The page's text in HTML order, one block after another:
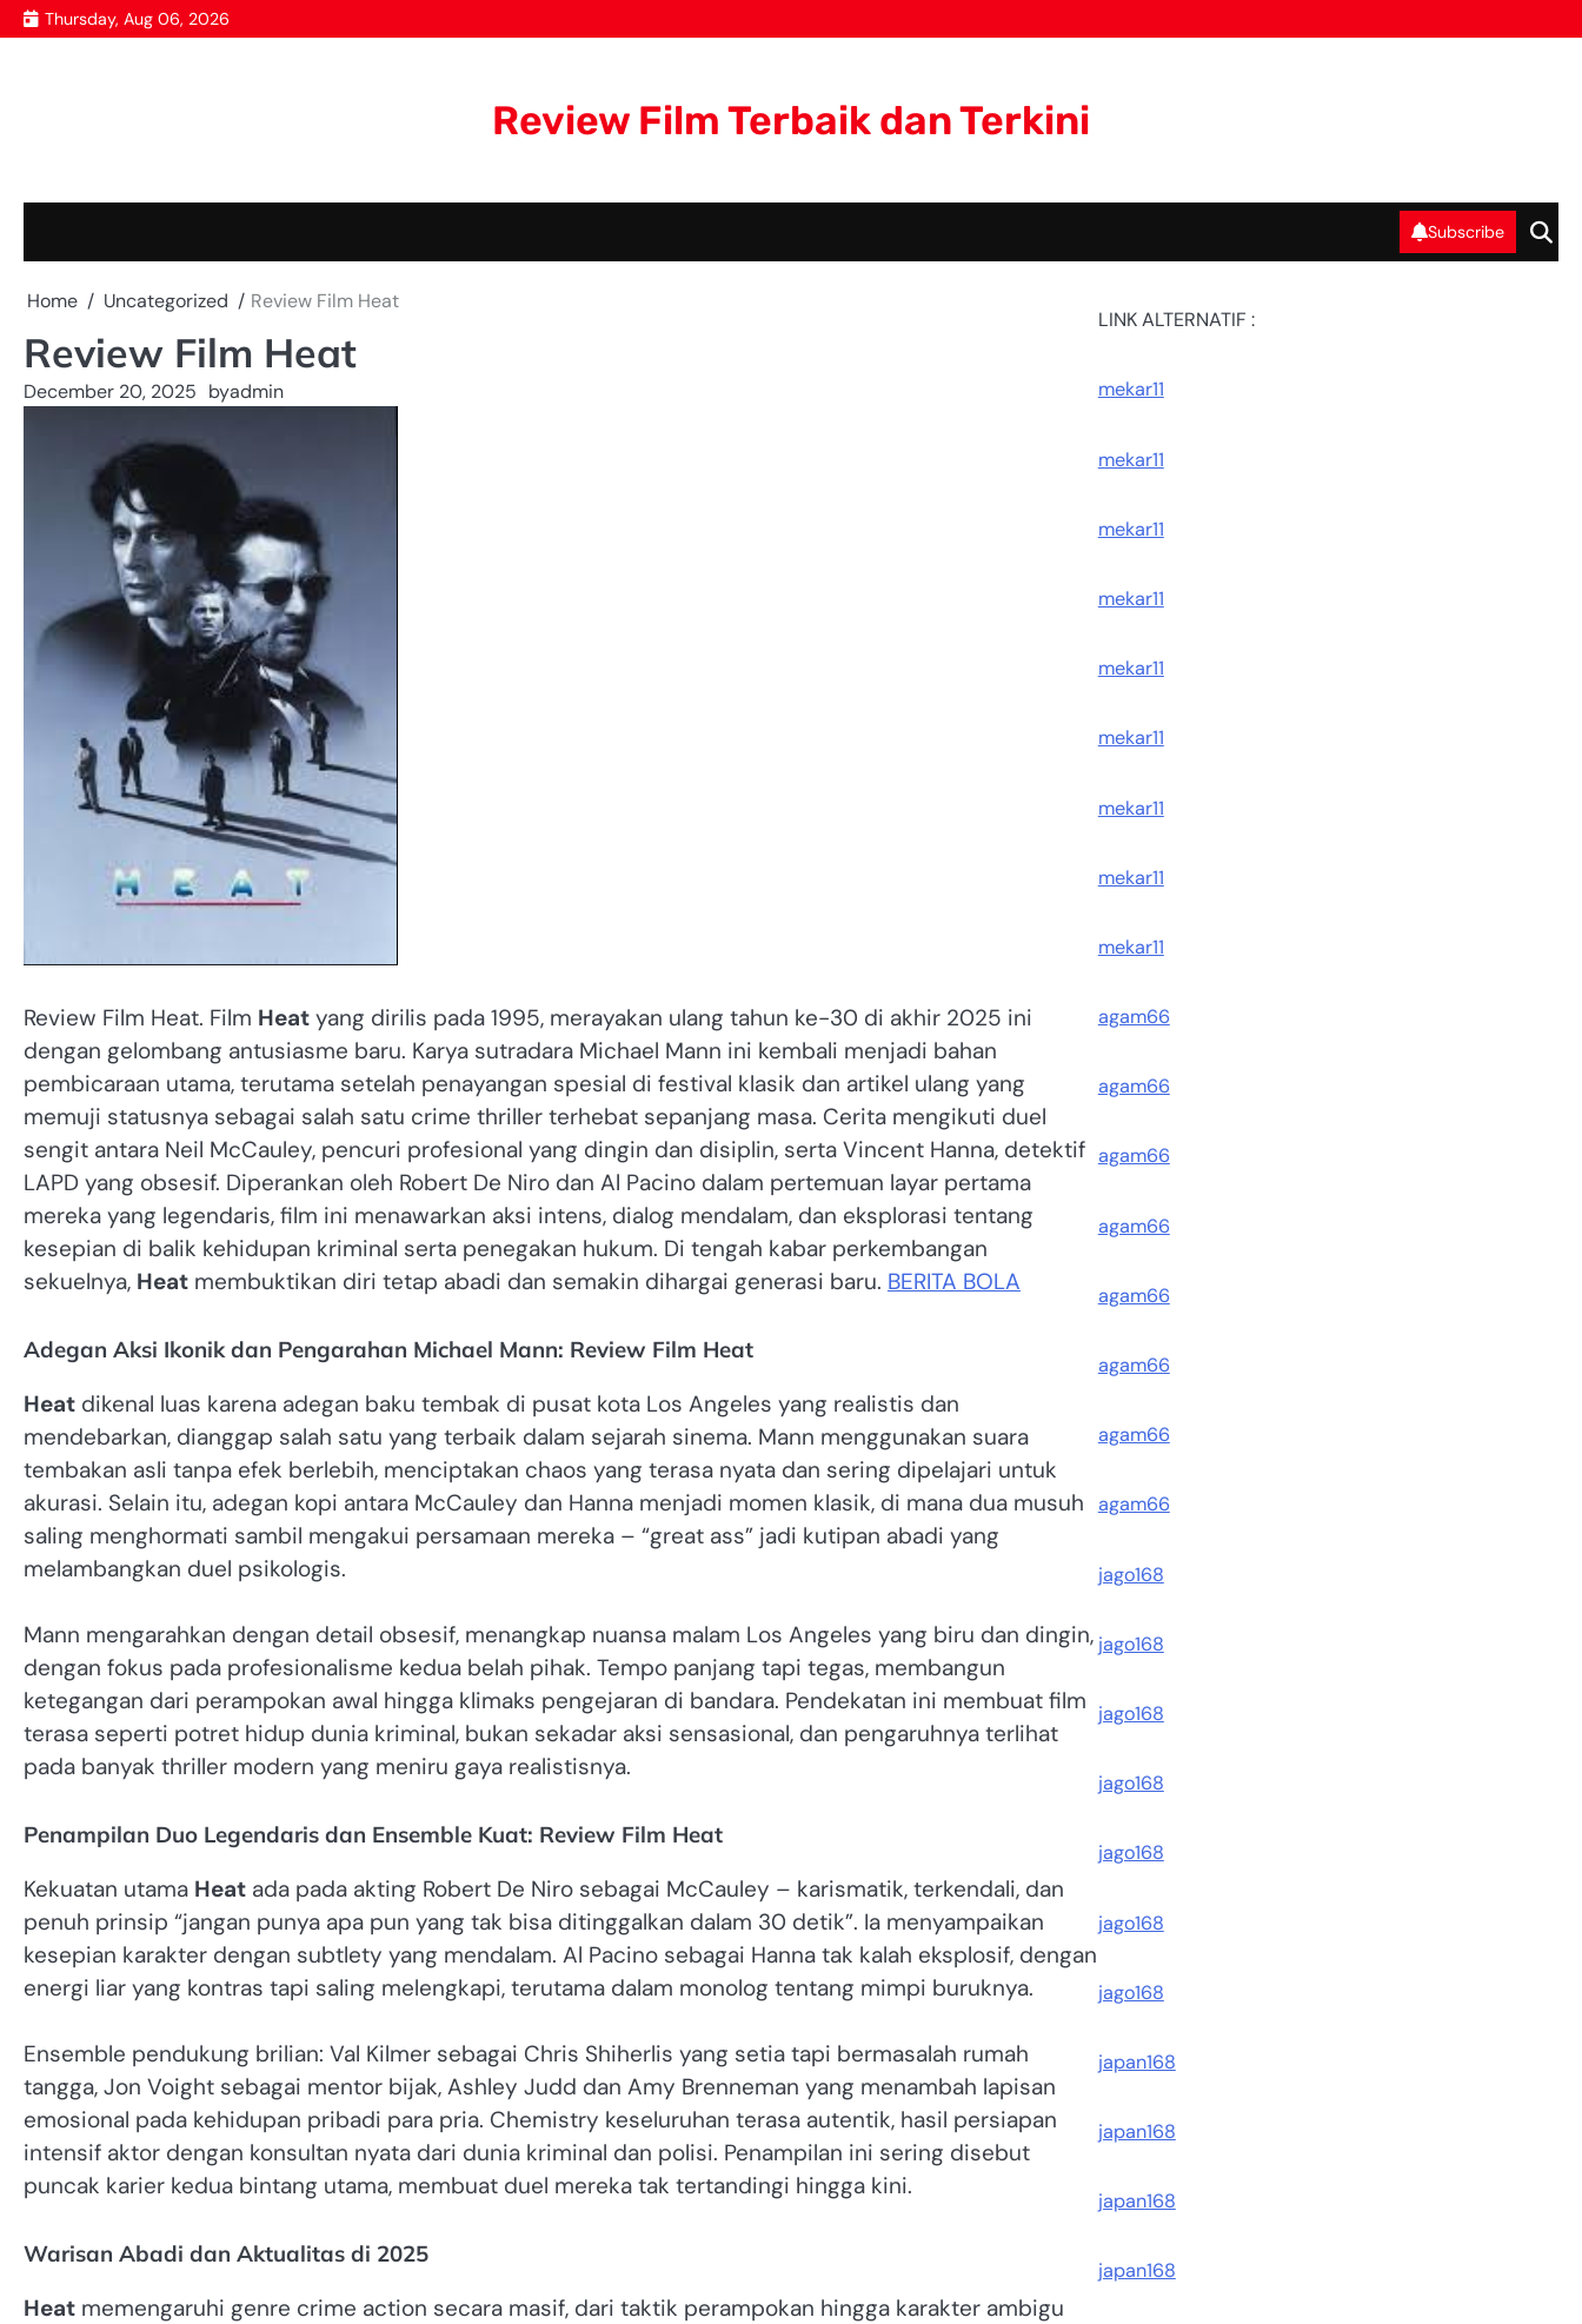
Skip
to
Thursday, Aug 06, 2026
Review Film Terbaik dan Terkini
Subscribe
Home Uncategorized Review Film Heat
Review Film Heat
December 20, 2025 byadmin
Review Film Heat. Film Heat yang dirilis pada 1995, merayakan ulang tahun ke-30 di akhir 2025 ini
dengan gelombang antusiasme baru. Karya sutradara Michael Mann ini kembali menjadi bahan
pembicaraan utama, terutama setelah penayangan spesial di festival klasik dan artikel ulang yang
memuji statusnya sebagai salah satu crime thriller terhebat sepanjang masa. Cerita mengikuti duel
sengit antara Neil McCauley, pencuri profesional yang dingin dan disiplin, serta Vincent Hanna, detektif
LAPD yang obsesif. Diperankan oleh Robert De Niro dan Al Pacino dalam pertemuan layar pertama
mereka yang legendaris, film ini menawarkan aksi intens, dialog mendalam, dan eksplorasi tentang
kesepian di balik kehidupan kriminal serta penegakan hukum. Di tengah kabar perkembangan
sekuelnya, Heat membuktikan diri tetap abadi dan semakin dihargai generasi baru. BERITA BOLA
Adegan Aksi Ikonik dan Pengarahan Michael Mann: Review Film Heat
Heat dikenal luas karena adegan baku tembak di pusat kota Los Angeles yang realistis dan
mendebarkan, dianggap salah satu yang terbaik dalam sejarah sinema. Mann menggunakan suara
tembakan asli tanpa efek berlebih, menciptakan chaos yang terasa nyata dan sering dipelajari untuk
akurasi. Selain itu, adegan kopi antara McCauley dan Hanna menjadi momen klasik, di mana dua musuh
saling menghormati sambil mengakui persamaan mereka – “great ass” jadi kutipan abadi yang
melambangkan duel psikologis.
Mann mengarahkan dengan detail obsesif, menangkap nuansa malam Los Angeles yang biru dan dingin,
dengan fokus pada profesionalisme kedua belah pihak. Tempo panjang tapi tegas, membangun
ketegangan dari perampokan awal hingga klimaks pengejaran di bandara. Pendekatan ini membuat film
terasa seperti potret hidup dunia kriminal, bukan sekadar aksi sensasional, dan pengaruhnya terlihat
pada banyak thriller modern yang meniru gaya realistisnya.
Penampilan Duo Legendaris dan Ensemble Kuat: Review Film Heat
Kekuatan utama Heat ada pada akting Robert De Niro sebagai McCauley – karismatik, terkendali, dan
penuh prinsip “jangan punya apa pun yang tak bisa ditinggalkan dalam 30 detik”. Ia menyampaikan
kesepian karakter dengan subtlety yang mendalam. Al Pacino sebagai Hanna tak kalah eksplosif, dengan
energi liar yang kontras tapi saling melengkapi, terutama dalam monolog tentang mimpi buruknya.
Ensemble pendukung brilian: Val Kilmer sebagai Chris Shiherlis yang setia tapi bermasalah rumah
tangga, Jon Voight sebagai mentor bijak, Ashley Judd dan Amy Brenneman yang menambah lapisan
emosional pada kehidupan pribadi para pria. Chemistry keseluruhan terasa autentik, hasil persiapan
intensif aktor dengan konsultan nyata dari dunia kriminal dan polisi. Penampilan ini sering disebut
puncak karier kedua bintang utama, membuat duel mereka tak tertandingi hingga kini.
Warisan Abadi dan Aktualitas di 2025
Heat memengaruhi genre crime action secara masif, dari taktik perampokan hingga karakter ambigu
LINK ALTERNATIF :
mekar11
mekar11
mekar11
mekar11
mekar11
mekar11
mekar11
mekar11
mekar11
agam66
agam66
agam66
agam66
agam66
agam66
agam66
agam66
jago168
jago168
jago168
jago168
jago168
jago168
jago168
japan168
japan168
japan168
japan168